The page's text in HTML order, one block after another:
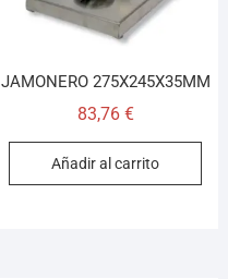
JAMONERO 275X245X35MM
83,76 €
Añadir al carrito